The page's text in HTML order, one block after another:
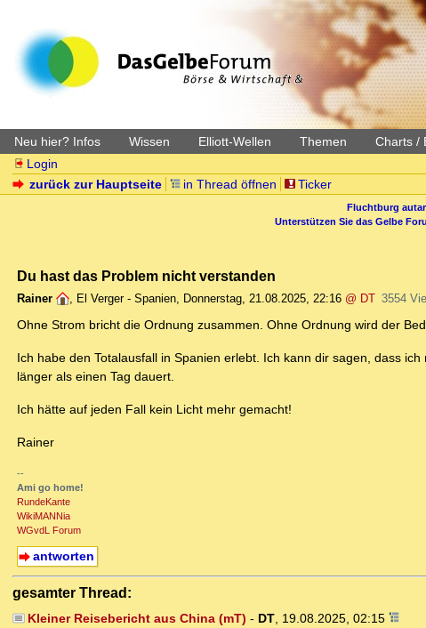
Neu hier? Infos Wissen Elliott-Wellen Themen Charts /
Login
zurück zur Hauptseite
in Thread öffnen Ticker
Fluchtburg
Unterstützen Sie das Gelbe
Du hast das Problem nicht verstanden
Rainer , El Verger - Spanien, Donnerstag, 21.08.2025, 22:16 @ DT 3554
Ohne Strom bricht die Ordnung zusammen. Ohne Ordnung wird der
Ich habe den Totalausfall in Spanien erlebt. Ich kann dir sagen, dass
länger als einen Tag dauert.
Ich hätte auf jeden Fall kein Licht mehr gemacht!
Rainer
--
Ami go home!
RundeKante
WikiMANNia
WGvdL Forum
antworten
gesamter Thread:
Kleiner Reisebericht aus China (mT) - DT, 19.08.2025, 02:15